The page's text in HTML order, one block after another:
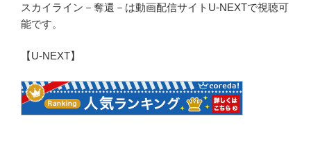
スカイライン－奪還－は動画配信サイトU-NEXTで視聴可
能です。
【U-NEXT】